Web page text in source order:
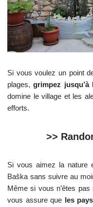
Si vous voulez un point
plages,grimpez jusqu’à
domine le village et les
efforts.
>>
Si vous aimez la nature
Baška sans suivre au
Même si vous n’êtes
vous assure que les